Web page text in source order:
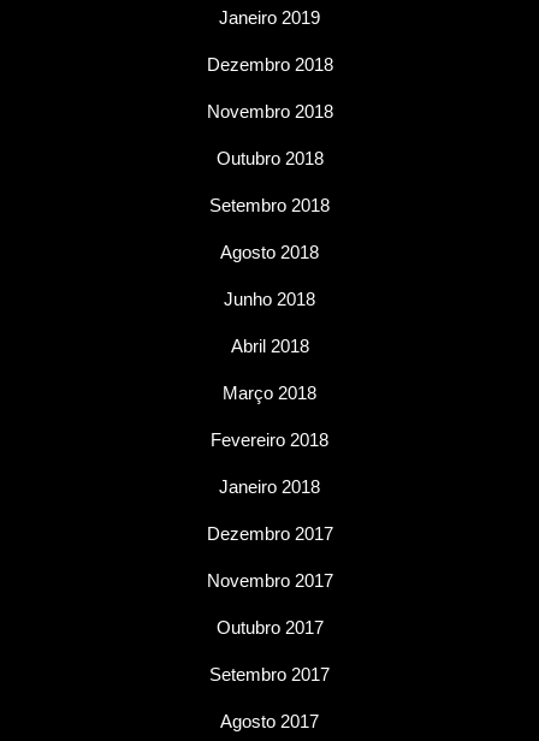
Janeiro 2019
Dezembro 2018
Novembro 2018
Outubro 2018
Setembro 2018
Agosto 2018
Junho 2018
Abril 2018
Março 2018
Fevereiro 2018
Janeiro 2018
Dezembro 2017
Novembro 2017
Outubro 2017
Setembro 2017
Agosto 2017